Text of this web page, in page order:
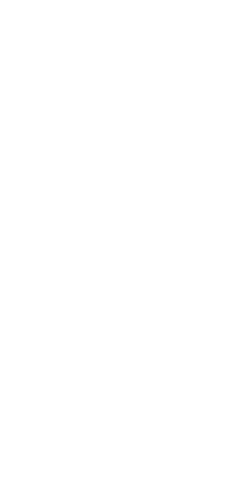
bancaria. Por favor, usa el
pedido no se procesará
cuenta.
mejorar tu experiencia en